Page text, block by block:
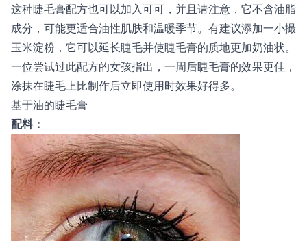
这种睫毛膏配方也可以加入可可，并且请注意，它不含油脂
成分，可能更适合油性肌肤和温暖季节。有建议添加一小撮
玉米淀粉，它可以延长睫毛并使睫毛膏的质地更加奶油状。
一位尝试过此配方的女孩指出，一周后睫毛膏的效果更佳，
涂抹在睫毛上比制作后立即使用时效果好得多。
基于油的睫毛膏
配料：